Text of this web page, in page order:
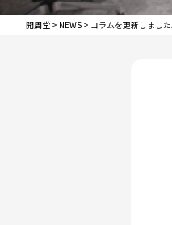
開周堂 > NEWS > コラムを更新しまし